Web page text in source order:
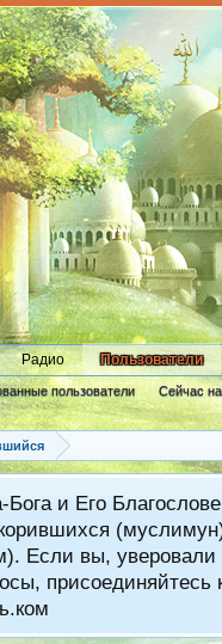
Радио Пользователи
пользователи Сейчас
и Его
Если вы,